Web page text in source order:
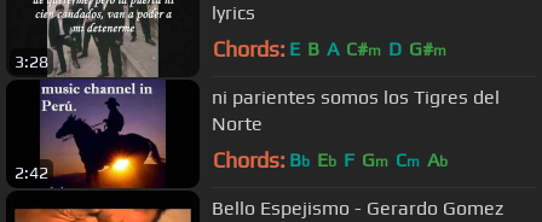
3:28
lyrics
Chords: E B A C#m D G#m
2:42
ni parientes somos los Tigres del
Norte
Chords: Bb Eb F Gm Cm Ab
Bello Espejismo - Gerardo Gomez